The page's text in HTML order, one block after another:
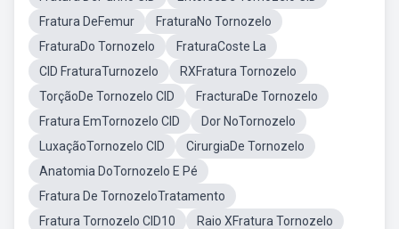
Fratura DeFemur
FraturaNo Tornozelo
FraturaDo Tornozelo
FraturaCoste La
CID FraturaTurnozelo
RXFratura Tornozelo
TorçãoDe Tornozelo CID
FracturaDe Tornozelo
Fratura EmTornozelo CID
Dor NoTornozelo
LuxaçãoTornozelo CID
CirurgiaDe Tornozelo
Anatomia DoTornozelo E Pé
Fratura De TornozeloTratamento
Fratura Tornozelo CID10
Raio XFratura Tornozelo